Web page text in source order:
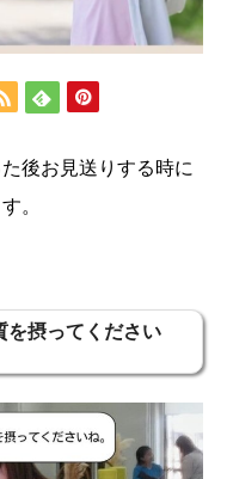
後お見送りする時に
。
を摂ってください